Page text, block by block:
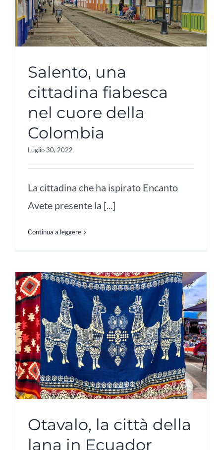
Salento, una
cittadina fiabesca
nel cuore della
Colombia
Luglio 30, 2022
La cittadina che ha ispirato Encanto
Avete presente la [...]
Continua a leggere
Otavalo, la città della
lana in Ecuador